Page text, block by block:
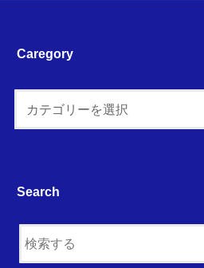
Caregory
Search